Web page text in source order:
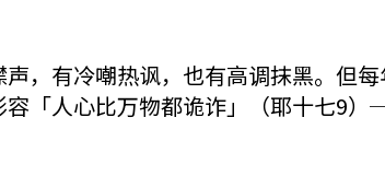
，有冷嘲热讽，也有高调抹黑。但
「人心比万物都诡诈」（耶十七9